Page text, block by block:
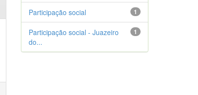
1
Participação social
1
Participação social - Juazeiro
do...